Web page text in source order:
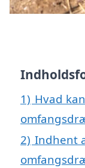
1) Hvad
2) Indhent